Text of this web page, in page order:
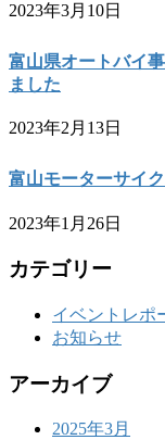
2023年3月10日
富山県オートバイ
ました
2023年2月13日
富山モーターサイ
2023年1月26日
カテゴリー
イベントレポ
お知らせ
アーカイブ
2025年3月